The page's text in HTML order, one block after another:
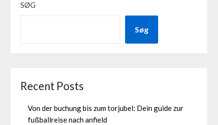
SØG
Søg
Recent Posts
Von der buchung bis zum torjubel: Dein guide zur
fußballreise nach anfield